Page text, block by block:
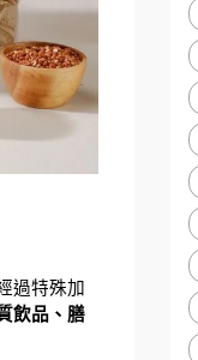
過特殊加
飲品、膳